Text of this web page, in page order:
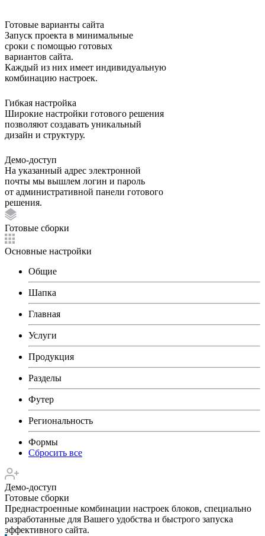
Готовые варианты сайта
Запуск проекта в минимальные
сроки с помощью готовых
вариантов сайта.
Каждый из них имеет индивидуальную
комбинацию настроек.
Гибкая настройка
Широкие настройки готового решения
позволяют создавать уникальный
дизайн и структуру.
Демо-доступ
На указанный адрес электронной
почты мы вышлем логин и пароль
от административной панели готового
решения.
Готовые сборки
Основные настройки
Общие
Шапка
Главная
Услуги
Продукция
Разделы
Футер
Региональность
Формы
Сбросить все
Демо-доступ
Готовые сборки
Преднастроенные комбинации настроек блоков, специально
разработанные для Вашего удобства и быстрого запуска
эффективного сайта.